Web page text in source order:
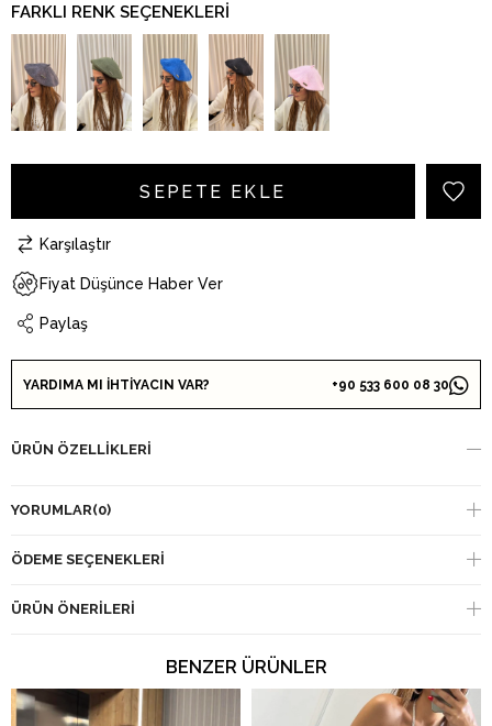
FARKLI RENK SEÇENEKLERI
Karşılaştır
Fiyat Düşünce Haber Ver
Paylaş
YARDIMA MI İHTİYACIN VAR? +90 533 600 08 30
ÜRÜN ÖZELLIKLERI
YORUMLAR(0)
ÖDEME SEÇENEKLERI
ÜRÜN ÖNERILERI
BENZER ÜRÜNLER